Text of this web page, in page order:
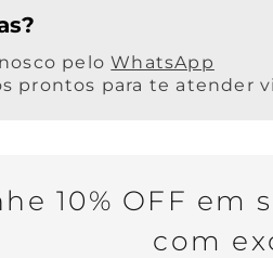
WhatsApp
prontos para te atender
10% OFF
com